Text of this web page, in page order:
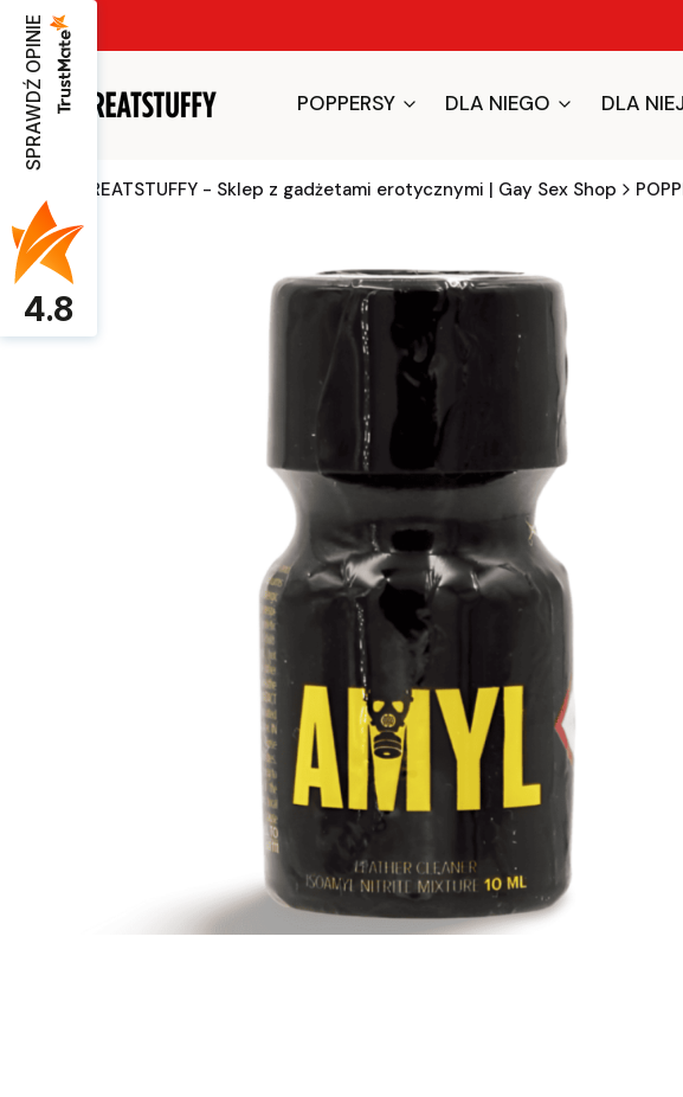
POPPERSY DLA NIEGO DLA NIEJ
GREATSTUFFY - Sklep z gadżetami erotycznymi | Gay Sex Shop
SPRAWDŹ OPINIE
4.8